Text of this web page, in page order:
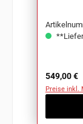
Regulärer
549,00 €
Preise inkl.